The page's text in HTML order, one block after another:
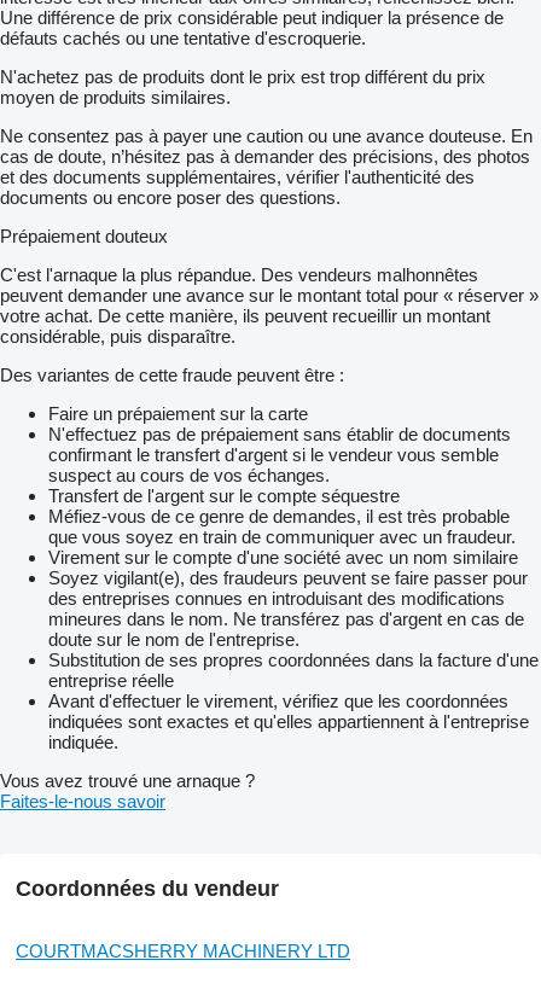
Une différence de prix considérable peut indiquer la présence de
défauts cachés ou une tentative d'escroquerie.
N'achetez pas de produits dont le prix est trop différent du prix
moyen de produits similaires.
Ne consentez pas à payer une caution ou une avance douteuse. En
cas de doute, n’hésitez pas à demander des précisions, des photos
et des documents supplémentaires, vérifier l'authenticité des
documents ou encore poser des questions.
Prépaiement douteux
C'est l'arnaque la plus répandue. Des vendeurs malhonnêtes
peuvent demander une avance sur le montant total pour « réserver »
votre achat. De cette manière, ils peuvent recueillir un montant
considérable, puis disparaître.
Des variantes de cette fraude peuvent être :
Faire un prépaiement sur la carte
N'effectuez pas de prépaiement sans établir de documents
confirmant le transfert d'argent si le vendeur vous semble
suspect au cours de vos échanges.
Transfert de l'argent sur le compte séquestre
Méfiez-vous de ce genre de demandes, il est très probable
que vous soyez en train de communiquer avec un fraudeur.
Virement sur le compte d'une société avec un nom similaire
Soyez vigilant(e), des fraudeurs peuvent se faire passer pour
des entreprises connues en introduisant des modifications
mineures dans le nom. Ne transférez pas d'argent en cas de
doute sur le nom de l'entreprise.
Substitution de ses propres coordonnées dans la facture d'une
entreprise réelle
Avant d'effectuer le virement, vérifiez que les coordonnées
indiquées sont exactes et qu'elles appartiennent à l'entreprise
indiquée.
Vous avez trouvé une arnaque ?
Faites-le-nous savoir
Coordonnées du vendeur
COURTMACSHERRY MACHINERY LTD